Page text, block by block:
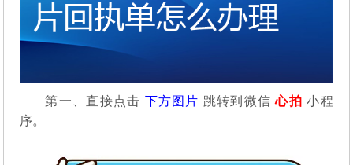
第一、直接点击 下方图片 跳转到微信心拍小程
序。